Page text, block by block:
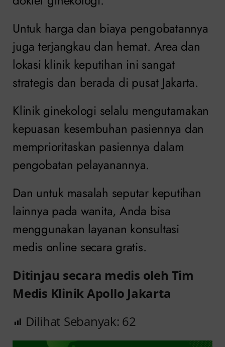
Untuk harga dan biaya pengobatannya
juga terjangkau dan hemat. Area dan
lokasi klinik keputihan ini sangat
strategis dan berada di pusat Jakarta.
Klinik ginekologi selalu mengutamakan
kepuasan kesembuhan pasiennya dan
memprioritaskan pasiennya dalam
pengobatan pelayanannya.
Dan untuk masalah seputar keputihan
lainnya pada wanita, Anda bisa
menggunakan layanan konsultasi
medis online secara gratis.
Ditinjau secara medis oleh Tim
Medis Klinik Apollo Jakarta
Dilihat Sebanyak: 62